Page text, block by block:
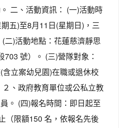
二、活動資訊： (一)活動時
五)至8月11日(星期日)，三
二)活動地點：花蓮慈濟靜思
號）。 (三)營隊對象：
含立案幼兒園)在職或退休校
、政府教育單位或公私立教
。 (四)報名時間：即日起至
（限額150 名，依報名先後